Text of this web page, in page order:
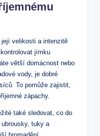
velikosti a intenzitě
jímku
větší domácnost nebo
vody, je dobré
To pomůže zajistit,
zápachy.
také sledovat, co do
tuky a